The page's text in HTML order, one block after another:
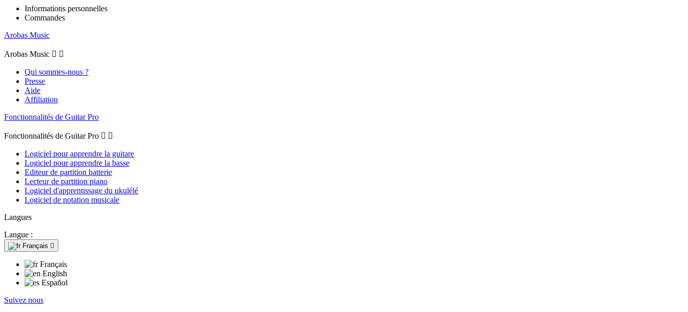
Informations personnelles
Commandes
Arobas Music
Arobas Music  
Qui sommes-nous ?
Presse
Aide
Affiliation
Fonctionnalités de Guitar Pro
Fonctionnalités de Guitar Pro  
Logiciel pour apprendre la guitare
Logiciel pour apprendre la basse
Editeur de partition batterie
Lecteur de partition piano
Logiciel d'apprentissage du ukulélé
Logiciel de notation musicale
Langues
Langue :
Français 
Français
English
Español
Suivez nous